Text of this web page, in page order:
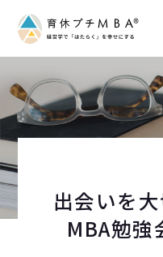
出会いを
MBA勉強